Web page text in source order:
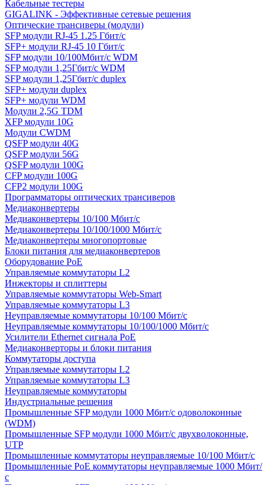
Кабельные тестеры
GIGALINK - Эффективные сетевые решения
Оптические трансиверы (модули)
SFP модули RJ-45 1.25 Гбит/c
SFP+ модули RJ-45 10 Гбит/c
SFP модули 10/100Мбит/с WDM
SFP модули 1,25Гбит/с WDM
SFP модули 1,25Гбит/с duplex
SFP+ модули duplex
SFP+ модули WDM
Модули 2,5G TDM
XFP модули 10G
Модули CWDM
QSFP модули 40G
QSFP модули 56G
QSFP модули 100G
CFP модули 100G
CFP2 модули 100G
Программаторы оптических трансиверов
Медиаконвертеры
Медиаконвертеры 10/100 Мбит/с
Медиаконвертеры 10/100/1000 Мбит/c
Медиаконвертеры многопортовые
Блоки питания для медиаконвертеров
Оборудование PoE
Управляемые коммутаторы L2
Инжекторы и сплиттеры
Управляемые коммутаторы Web-Smart
Управляемые коммутаторы L3
Неуправляемые коммутаторы 10/100 Мбит/с
Неуправляемые коммутаторы 10/100/1000 Мбит/с
Усилители Ethernet сигнала PoE
Медиаконверторы и блоки питания
Коммутаторы доступа
Управляемые коммутаторы L2
Управляемые коммутаторы L3
Неуправляемые коммутаторы
Индустриальные решения
Промышленные SFP модули 1000 Мбит/c одоволоконные
(WDM)
Промышленные SFP модули 1000 Мбит/c двухволоконные,
UTP
Промышленные коммутаторы неуправляемые 10/100 Мбит/с
Промышленные PoE коммутаторы неуправляемые 1000 Мбит/
с